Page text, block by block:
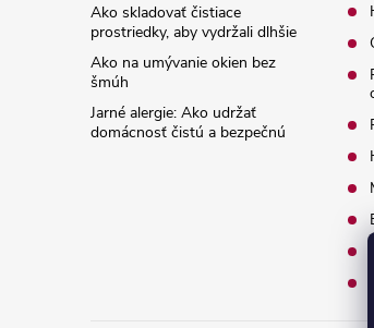
Ako skladovať čistiace
prostriedky, aby vydržali dlhšie
Ako na umývanie okien bez
šmúh
Jarné alergie: Ako udržať
domácnosť čistú a bezpečnú